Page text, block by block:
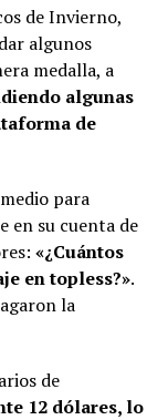
de Invierno,
algunos
medalla, a
algunas
de
para
en su cuenta de
«¿Cuántos
en topless?».
la
de
12 dólares, lo